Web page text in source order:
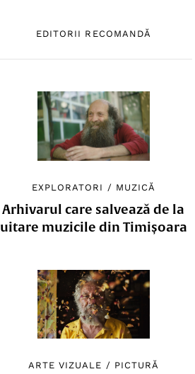
EDITORII RECOMANDĂ
EXPLORATORI / MUZICĂ
Arhivarul care salvează de la
uitare muzicile din Timișoara
ARTE VIZUALE / PICTURĂ